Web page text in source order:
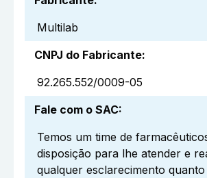
Multilab
CNPJ do Fabricante:
92.265.552/0009-05
Fale com o SAC:
Temos um time de
disposição para lhe atender e
qualquer esclarecimento